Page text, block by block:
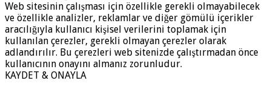
Web sitesinin çalışması için özellikle gerekli olmayabilecek
ve özellikle analizler, reklamlar ve diğer gömülü içerikler
aracılığıyla kullanıcı kişisel verilerini toplamak için
kullanılan çerezler, gerekli olmayan çerezler olarak
adlandırılır. Bu çerezleri web sitenizde çalıştırmadan önce
kullanıcının onayını almanız zorunludur.
KAYDET & ONAYLA